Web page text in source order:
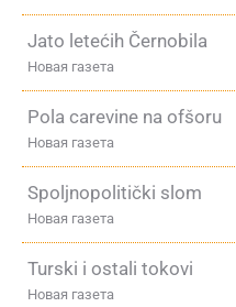
Jato letećih Černobila
Новая газета
Pola carevine na ofšoru
Новая газета
Spoljnopolitički slom
Новая газета
Turski i ostali tokovi
Новая газета